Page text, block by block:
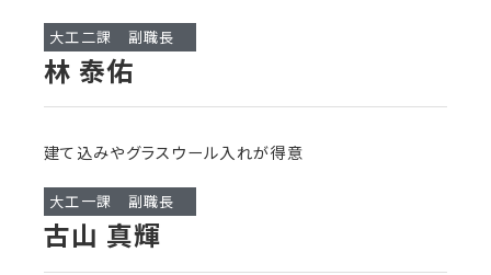
大工二課 副職長
林 泰佑
建て込みやグラスウール入れが得意
大工一課 副職長
古山 真輝